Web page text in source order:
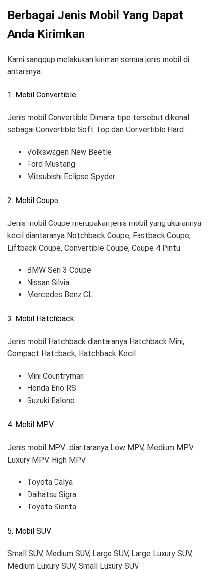
Berbagai Jenis Mobil Yang Dapat
Anda Kirimkan
Kami sanggup melakukan kiriman semua jenis mobil di
antaranya:
1. Mobil Convertible
Jenis mobil Convertible Dimana tipe tersebut dikenal
sebagai Convertible Soft Top dan Convertible Hard.
Volkswagen New Beetle
Ford Mustang
Mitsubishi Eclipse Spyder
2. Mobil Coupe
Jenis mobil Coupe merupakan jenis mobil yang ukurannya
kecil diantaranya Notchback Coupe, Fastback Coupe,
Liftback Coupe, Convertible Coupe, Coupe 4 Pintu
BMW Seri 3 Coupe
Nissan Silvia
Mercedes Benz CL
3. Mobil Hatchback
Jenis mobil Hatchback diantaranya Hatchback Mini,
Compact Hatcback, Hatchback Kecil
Mini Countryman
Honda Brio RS
Suzuki Baleno
4. Mobil MPV
Jenis mobil MPV diantaranya Low MPV, Medium MPV,
Luxury MPV. High MPV
Toyota Calya
Daihatsu Sigra
Toyota Sienta
5. Mobil SUV
Small SUV, Medium SUV, Large SUV, Large Luxury SUV,
Medium Luxury SUV, Small Luxury SUV